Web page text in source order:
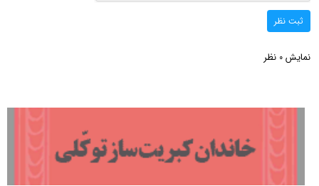
ثبت نظر
نمایش 0 نظر